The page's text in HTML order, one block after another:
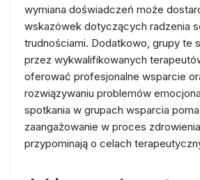
wymiana doświadczeń może
wskazówek dotyczących radzenia
trudnościami. Dodatkowo, grupy te
przez wykwalifikowanych
oferować profesjonalne wsparcie
rozwiązywaniu problemów
spotkania w grupach wsparcia
zaangażowanie w proces
przypominają o celach